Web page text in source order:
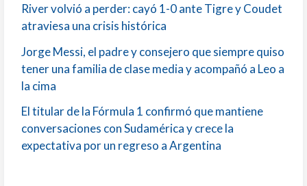
River volvió a perder: cayó 1-0 ante Tigre y Coudet
atraviesa una crisis histórica
Jorge Messi, el padre y consejero que siempre quiso
tener una familia de clase media y acompañó a Leo a
la cima
El titular de la Fórmula 1 confirmó que mantiene
conversaciones con Sudamérica y crece la
expectativa por un regreso a Argentina